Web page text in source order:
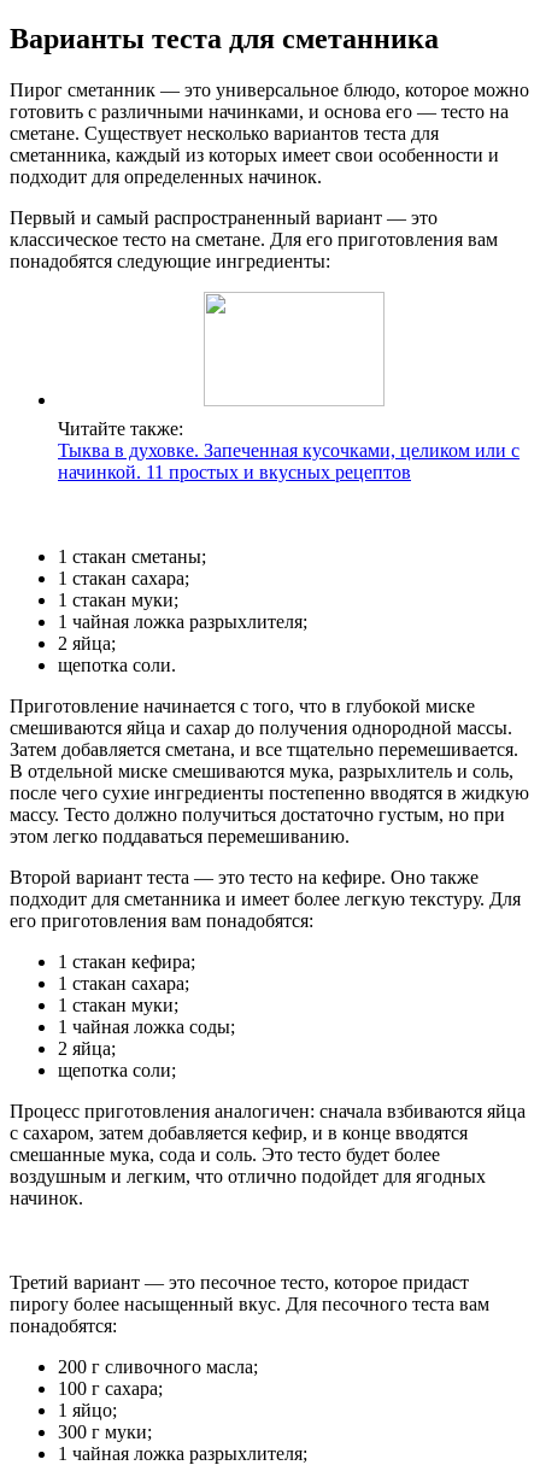
Варианты теста для сметанника
Пирог сметанник — это универсальное блюдо, которое можно
готовить с различными начинками, и основа его — тесто на
сметане. Существует несколько вариантов теста для
сметанника, каждый из которых имеет свои особенности и
подходит для определенных начинок.
Первый и самый распространенный вариант — это
классическое тесто на сметане. Для его приготовления вам
понадобятся следующие ингредиенты:
Читайте также:
Тыква в духовке. Запеченная кусочками, целиком или с
начинкой. 11 простых и вкусных рецептов
1 стакан сметаны;
1 стакан сахара;
1 стакан муки;
1 чайная ложка разрыхлителя;
2 яйца;
щепотка соли.
Приготовление начинается с того, что в глубокой миске
смешиваются яйца и сахар до получения однородной массы.
Затем добавляется сметана, и все тщательно перемешивается.
В отдельной миске смешиваются мука, разрыхлитель и соль,
после чего сухие ингредиенты постепенно вводятся в жидкую
массу. Тесто должно получиться достаточно густым, но при
этом легко поддаваться перемешиванию.
Второй вариант теста — это тесто на кефире. Оно также
подходит для сметанника и имеет более легкую текстуру. Для
его приготовления вам понадобятся:
1 стакан кефира;
1 стакан сахара;
1 стакан муки;
1 чайная ложка соды;
2 яйца;
щепотка соли;
Процесс приготовления аналогичен: сначала взбиваются яйца
с сахаром, затем добавляется кефир, и в конце вводятся
смешанные мука, сода и соль. Это тесто будет более
воздушным и легким, что отлично подойдет для ягодных
начинок.
Третий вариант — это песочное тесто, которое придаст
пирогу более насыщенный вкус. Для песочного теста вам
понадобятся:
200 г сливочного масла;
100 г сахара;
1 яйцо;
300 г муки;
1 чайная ложка разрыхлителя;